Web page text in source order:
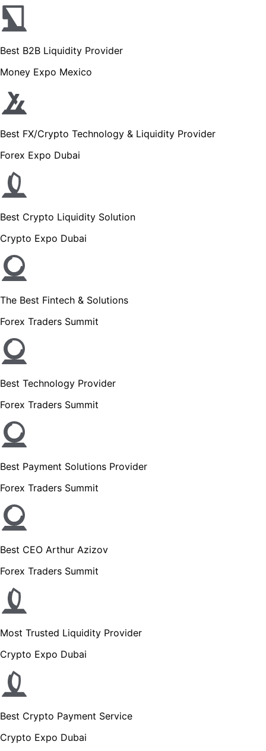
Best B2B Liquidity Provider
Money Expo Mexico
Best FX/Crypto Technology & Liquidity Provider
Forex Expo Dubai
Best Crypto Liquidity Solution
Crypto Expo Dubai
The Best Fintech & Solutions
Forex Traders Summit
Best Technology Provider
Forex Traders Summit
Best Payment Solutions Provider
Forex Traders Summit
Best CEO Arthur Azizov
Forex Traders Summit
Most Trusted Liquidity Provider
Crypto Expo Dubai
Best Crypto Payment Service
Crypto Expo Dubai